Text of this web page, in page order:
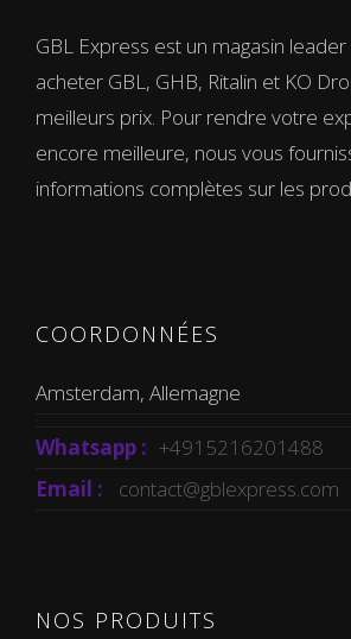
GBL Express est un magasin
acheter GBL, GHB, Ritalin et KO
meilleurs prix. Pour rendre votre
encore meilleure, nous vous
informations complètes sur les
COORDONNÉES
Amsterdam, Allemagne
Whatsapp : +4915216201488
Email :
contact@gblexpress.com
NOS PRODUITS